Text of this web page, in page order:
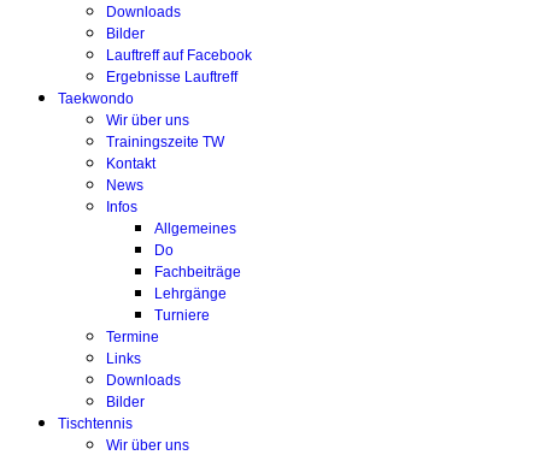
Downloads
Bilder
Lauftreff auf Facebook
Ergebnisse Lauftreff
Taekwondo
Wir über uns
Trainingszeite TW
Kontakt
News
Infos
Allgemeines
Do
Fachbeiträge
Lehrgänge
Turniere
Termine
Links
Downloads
Bilder
Tischtennis
Wir über uns